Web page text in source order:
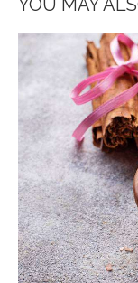
YOU MAY